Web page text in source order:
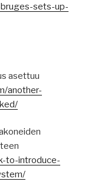
sets-up-
asettuu
another-
to-introduce-